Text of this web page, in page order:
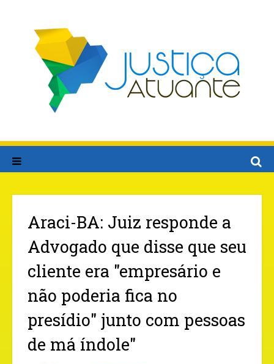
Araci-BA: Juiz responde a
Advogado que disse que seu
cliente era "empresário e
não poderia fica no
presídio" junto com pessoas
de má índole"